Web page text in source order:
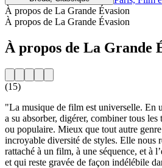
À propos de La Grande Évasion
À propos de La Grande Évasion
À propos de La Grande
(15)
"La musique de film est universelle. En
a su absorber, digérer, combiner tous les
ou populaire. Mieux que tout autre
incroyable diversité de styles. Elle nous
rattaché à un film, à une séquence, et à
et qui reste gravée de façon indélébile